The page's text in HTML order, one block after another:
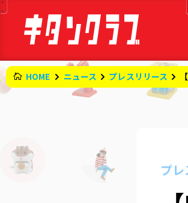
HOME ニュース プレスリリース
プ